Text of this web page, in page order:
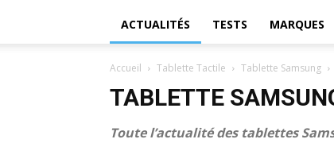
ACTUALITÉS TESTS MARQUES
Accueil Tablette Tactile Tablette Samsung
TABLETTE
Toute l’actualité des tablettes